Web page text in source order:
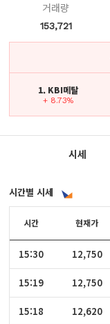
거래량
153,721
1. KBI메탈
+ 8.73%
시세
시간별 시세
시간
15:30
15:19
15:18
시간 현재가
15:30 12,750
15:19 12,750
15:18 12,620